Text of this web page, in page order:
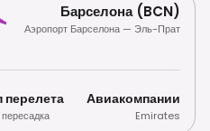
Барселона (BCN)
Аэропорт Барселона — Эль-Прат
перелета
пересадка
Авиакомпании
Emirates